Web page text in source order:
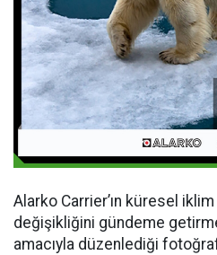
Alarko Carrier’ın küresel iklim
değişikliğini gündeme
amacıyla düzenlediği